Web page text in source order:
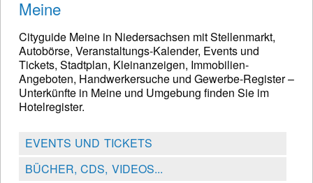
Meine
Cityguide Meine in Niedersachsen mit Stellenmarkt,
Autobörse, Veranstaltungs-Kalender, Events und
Tickets, Stadtplan, Kleinanzeigen, Immobilien-
Angeboten, Handwerkersuche und Gewerbe-Register –
Unterkünfte in Meine und Umgebung finden Sie im
Hotelregister.
EVENTS UND TICKETS
BÜCHER, CDS, VIDEOS...